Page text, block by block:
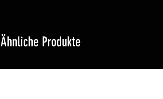
Ähnliche Produkte